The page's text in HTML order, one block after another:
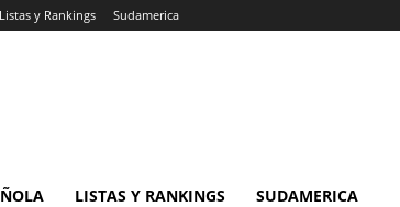
Listas y Rankings Sudamerica
LISTAS Y RANKINGS SUDAMERICA